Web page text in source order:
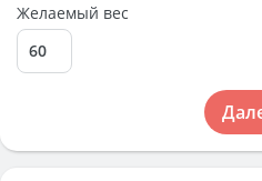
Желаемый вес